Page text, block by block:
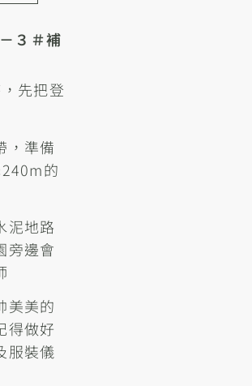
３＃補
先把登
，準備
的
泥地路
旁邊會
美美的
得做好
服裝儀